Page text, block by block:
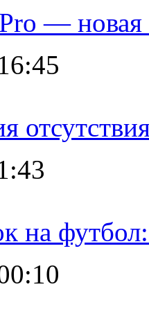
— новая
на